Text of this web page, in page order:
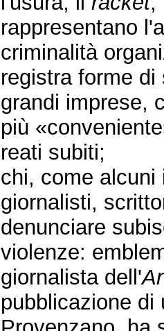
rappresentano
criminalità
registra forme
grandi imprese,
più
reati subiti;
chi, come alcuni
giornalisti,
denunciare
violenze:
giornalista dell'
pubblicazione